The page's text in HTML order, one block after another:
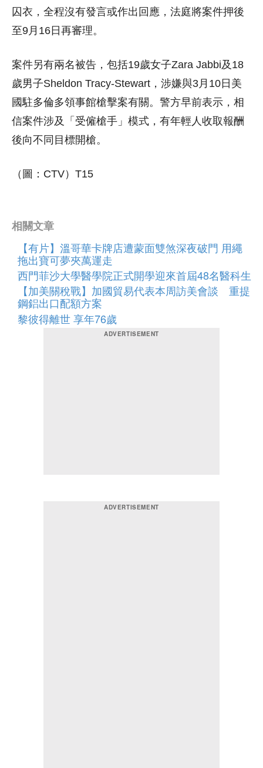
囚衣，全程沒有發言或作出回應，法庭將案件押後
至9月16日再審理。
案件另有兩名被告，包括19歲女子Zara Jabbi及18
歲男子Sheldon Tracy-Stewart，涉嫌與3月10日美
國駐多倫多領事館槍擊案有關。警方早前表示，相
信案件涉及「受僱槍手」模式，有年輕人收取報酬
後向不同目標開槍。
（圖：CTV）T15
相關文章
【有片】溫哥華卡牌店遭蒙面雙煞深夜破門 用繩
拖出寶可夢夾萬運走
西門菲沙大學醫學院正式開學迎來首屆48名醫科生
【加美關稅戰】加國貿易代表本周訪美會談 重提
鋼鋁出口配額方案
黎彼得離世 享年76歲